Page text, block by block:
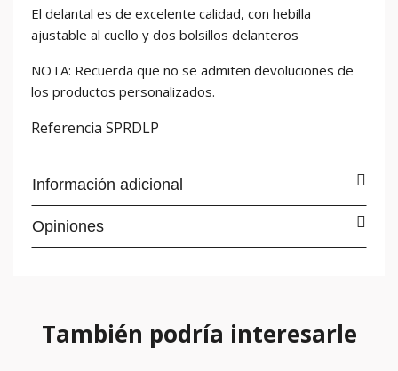
El delantal es de excelente calidad, con hebilla
ajustable al cuello y dos bolsillos delanteros
NOTA: Recuerda que no se admiten devoluciones de
los productos personalizados.
Referencia SPRDLP
Información adicional
Opiniones
También podría interesarle